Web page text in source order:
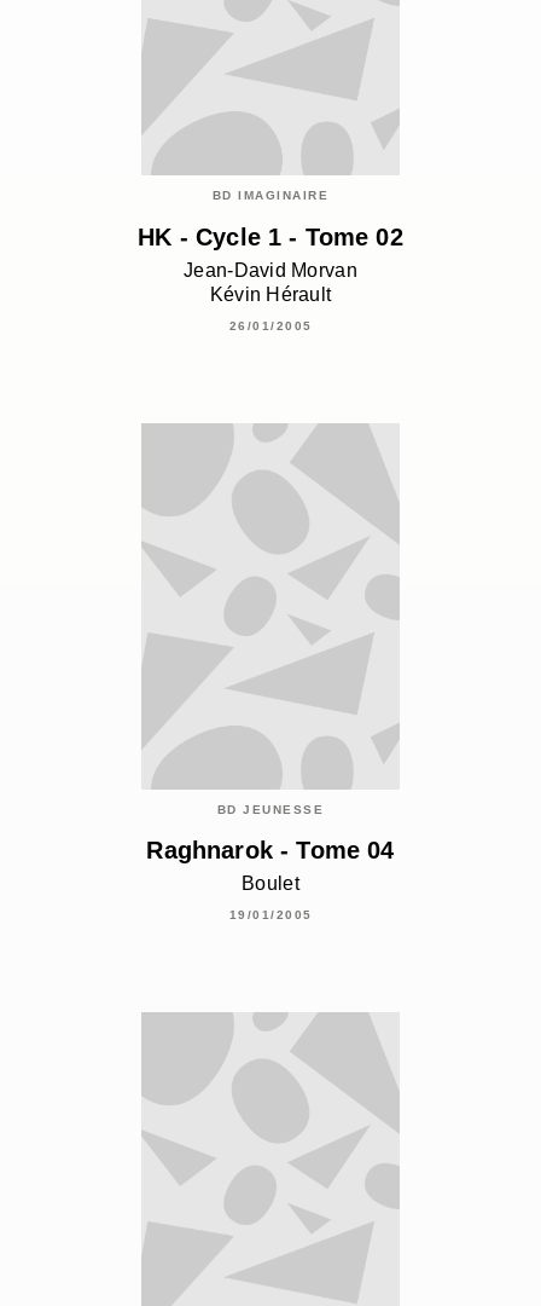
BD IMAGINAIRE
HK - Cycle 1 - Tome 02
Jean-David Morvan
Kévin Hérault
26/01/2005
BD JEUNESSE
Raghnarok - Tome 04
Boulet
19/01/2005